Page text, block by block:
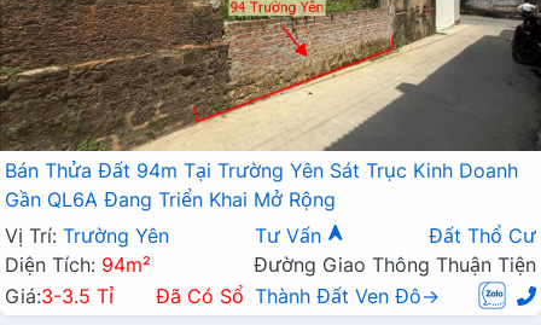
Bán Thửa Đất 94m Tại Trường Yên Sát Trục Kinh Doanh
Gần QL6A Đang Triển Khai Mở Rộng
Vị Trí: Trường Yên Tư Vấn
Đất Thổ Cư
Diện Tích: 94m²
Đường Giao Thông Thuận Tiện
Giá:3-3.5 Tỉ Đã Có Sổ Thành Đất Ven Đô→